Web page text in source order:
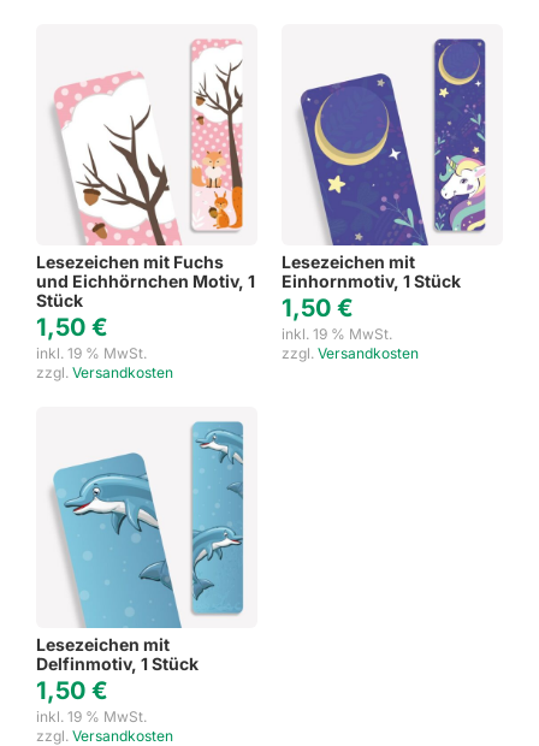
Lesezeichen mit Fuchs
und Eichhörnchen Motiv, 1
Stück
1,50 €
inkl. 19 % MwSt.
zzgl. Versandkosten
Lesezeichen mit
Einhornmotiv, 1 Stück
1,50 €
inkl. 19 % MwSt.
zzgl. Versandkosten
Lesezeichen mit
Delfinmotiv, 1 Stück
1,50 €
inkl. 19 % MwSt.
zzgl. Versandkosten